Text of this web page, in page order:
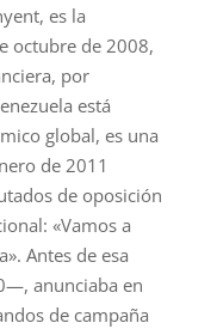
es la
octubre de 2008,
por
está
global, es una
de 2011
de oposición
«Vamos a
Antes de esa
anunciaba en
de campaña